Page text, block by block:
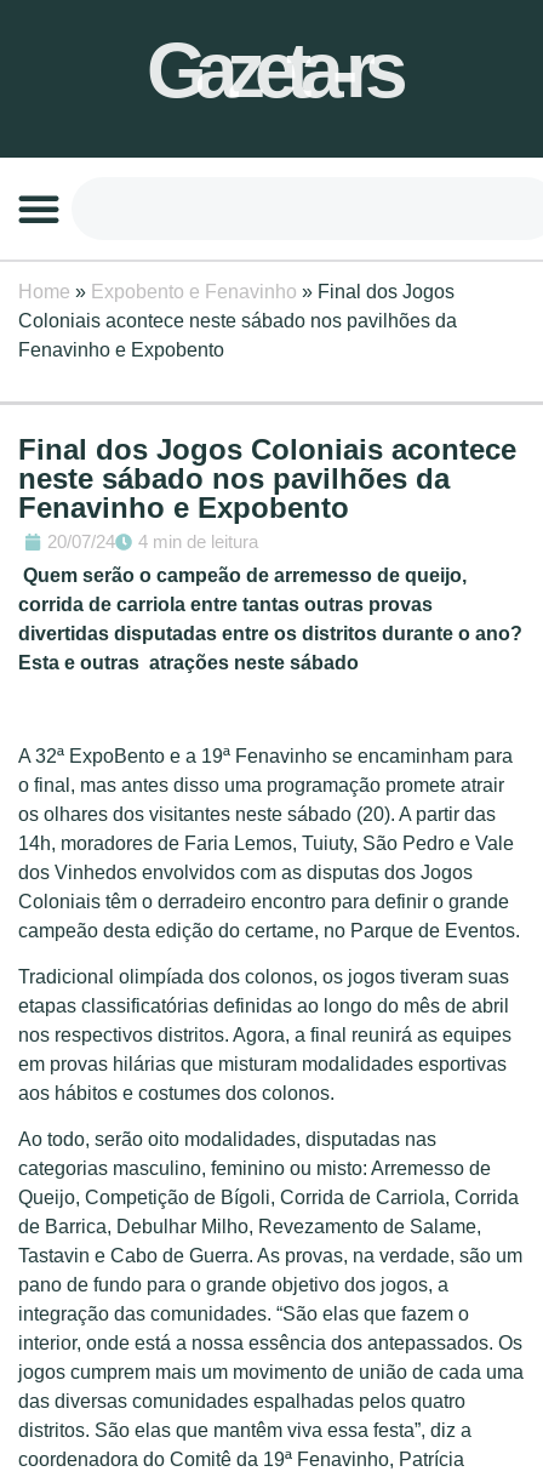
Gazeta-rs
Home » Expobento e Fenavinho » Final dos Jogos
Coloniais acontece neste sábado nos pavilhões da
Fenavinho e Expobento
Final dos Jogos Coloniais acontece
neste sábado nos pavilhões da
Fenavinho e Expobento
20/07/24
4 min de leitura
Quem serão o campeão de arremesso de queijo,
corrida de carriola entre tantas outras provas
divertidas disputadas entre os distritos durante o ano?
Esta e outras atrações neste sábado
A 32ª ExpoBento e a 19ª Fenavinho se encaminham para
o final, mas antes disso uma programação promete atrair
os olhares dos visitantes neste sábado (20). A partir das
14h, moradores de Faria Lemos, Tuiuty, São Pedro e Vale
dos Vinhedos envolvidos com as disputas dos Jogos
Coloniais têm o derradeiro encontro para definir o grande
campeão desta edição do certame, no Parque de Eventos.
Tradicional olimpíada dos colonos, os jogos tiveram suas
etapas classificatórias definidas ao longo do mês de abril
nos respectivos distritos. Agora, a final reunirá as equipes
em provas hilárias que misturam modalidades esportivas
aos hábitos e costumes dos colonos.
Ao todo, serão oito modalidades, disputadas nas
categorias masculino, feminino ou misto: Arremesso de
Queijo, Competição de Bígoli, Corrida de Carriola, Corrida
de Barrica, Debulhar Milho, Revezamento de Salame,
Tastavin e Cabo de Guerra. As provas, na verdade, são um
pano de fundo para o grande objetivo dos jogos, a
integração das comunidades. “São elas que fazem o
interior, onde está a nossa essência dos antepassados. Os
jogos cumprem mais um movimento de união de cada uma
das diversas comunidades espalhadas pelos quatro
distritos. São elas que mantêm viva essa festa”, diz a
coordenadora do Comitê da 19ª Fenavinho, Patrícia